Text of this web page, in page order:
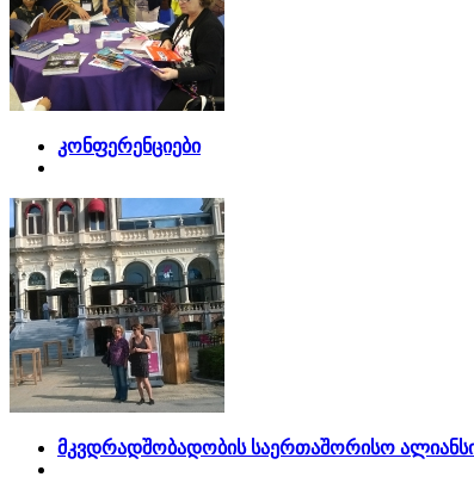
კონფერენციები
მკვდრადშობადობის საერთაშორისო